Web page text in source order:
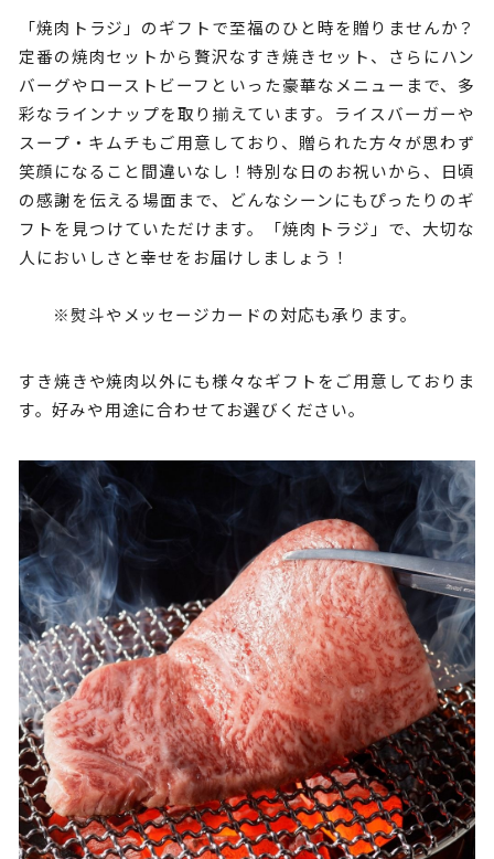
「焼肉トラジ」のギフトで至福のひと時を贈りませんか？
定番の焼肉セットから贅沢なすき焼きセット、さらにハン
バーグやローストビーフといった豪華なメニューまで、多
彩なラインナップを取り揃えています。ライスバーガーや
スープ・キムチもご用意しており、贈られた方々が思わず
笑顔になること間違いなし！特別な日のお祝いから、日頃
の感謝を伝える場面まで、どんなシーンにもぴったりのギ
フトを見つけていただけます。「焼肉トラジ」で、大切な
人においしさと幸せをお届けしましょう！
※熨斗やメッセージカードの対応も承ります。
すき焼きや焼肉以外にも様々なギフトをご用意しておりま
す。好みや用途に合わせてお選びください。